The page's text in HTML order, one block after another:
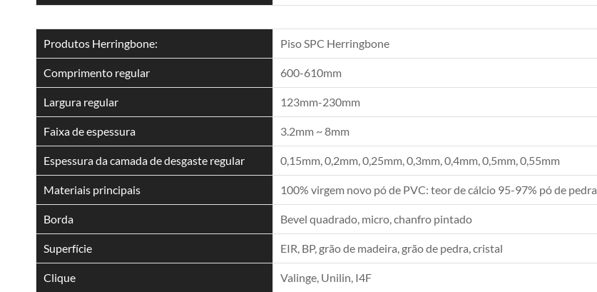
Produtos Herringbone: Piso SPC Herringbone
Comprimento regular 600-610mm
Largura regular 123mm-230mm
Faixa de espessura 3.2mm ~ 8mm
Espessura da camada de desgaste regular 0,15mm, 0,2mm, 0,25mm, 0,3mm, 0,4mm, 0,5mm, 0,55mm
Materiais principais 100% virgem novo pó de PVC: teor de cálcio 95-97% pó de pedra
Borda Bevel quadrado, micro, chanfro pintado
Superfície EIR, BP, grão de madeira, grão de pedra, cristal
Clique Valinge, Unilin, I4F